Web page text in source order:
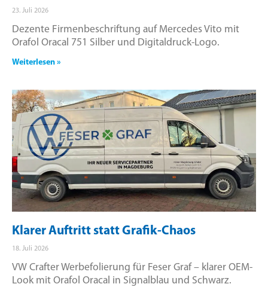
23. Juli 2026
Dezente Firmenbeschriftung auf Mercedes Vito mit
Orafol Oracal 751 Silber und Digitaldruck-Logo.
Weiterlesen »
Klarer Auftritt statt Grafik-Chaos
18. Juli 2026
VW Crafter Werbefolierung für Feser Graf – klarer OEM-
Look mit Orafol Oracal in Signalblau und Schwarz.